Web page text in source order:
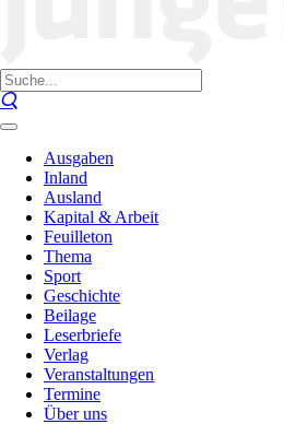
Ausgaben
Inland
Ausland
Kapital & Arbeit
Feuilleton
Thema
Sport
Geschichte
Beilage
Leserbriefe
Verlag
Veranstaltungen
Termine
Über uns